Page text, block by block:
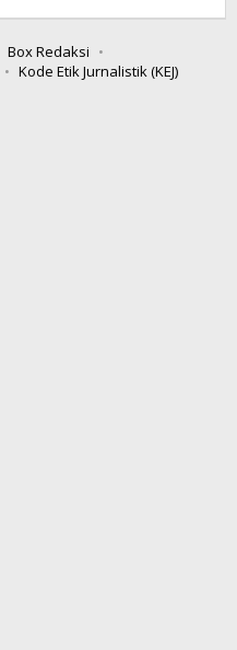
Box Redaksi
Kode Etik Jurnalistik (KEJ)